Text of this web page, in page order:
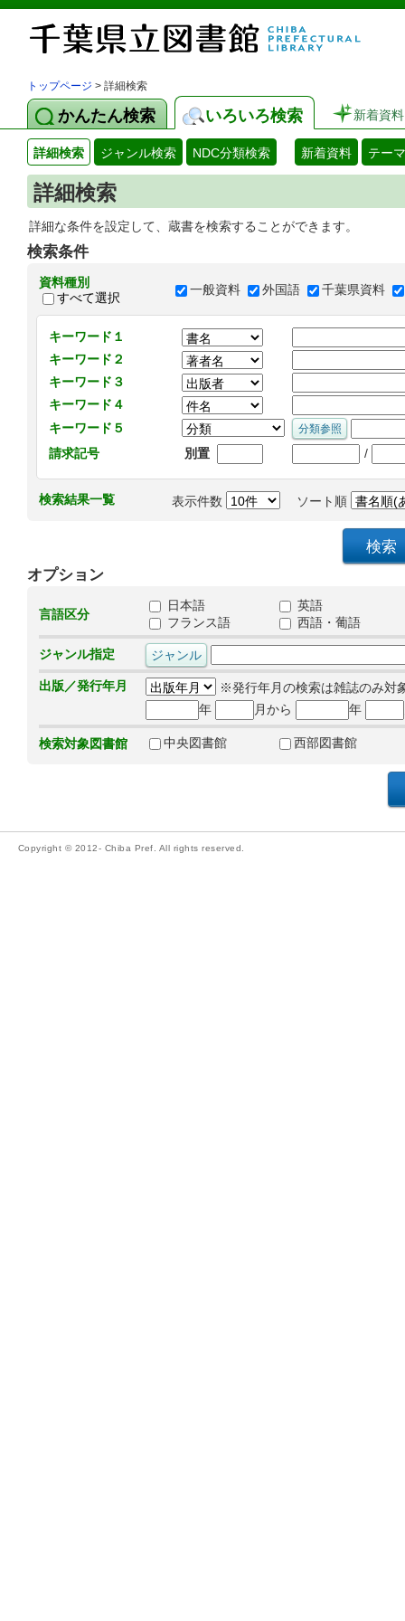
トップページ > 詳細検索
かんたん検索 いろいろ検索 新着資料
詳細検索 ジャンル検索 NDC分類検索 新着資料 テー
詳細検索
詳細な条件を設定して、蔵書を検索することができます。
検索条件
資料種別
すべて選択
一般資料 外国語 千葉県資料
キーワード１
キーワード２
キーワード３
キーワード４
キーワード５
請求記号
別置 /
検索結果一覧 表示件数 ソート順
オプション
言語区分
日本語
英語
フランス語
西語・葡語
ジャンル指定
出版／発行年月
※発行年月の検索は雑誌のみ対
年
月から 年
検索対象図書館 中央図書館 西部図書館
Copyright © 2012- Chiba Pref. All rights reserved.